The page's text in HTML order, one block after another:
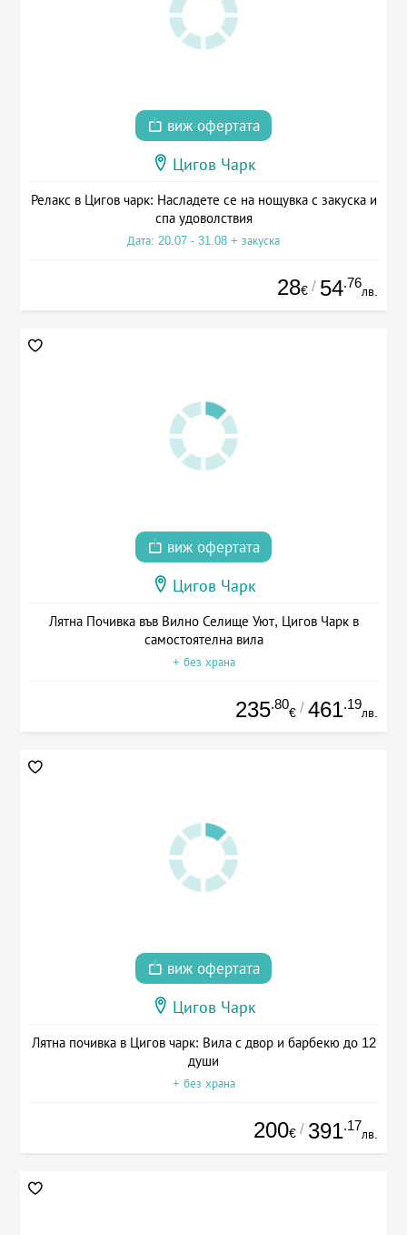
виж офертата
Цигов Чарк
Релакс в Цигов чарк: Насладете се на нощувка с закуска и
спа удоволствия
Дата: 20.07 - 31.08 + закуска
28€ / 54.76
лв.
виж офертата
Цигов Чарк
Лятна Почивка във Вилно Селище Уют, Цигов Чарк в
самостоятелна вила
+ без храна
235.80
€ / 461.19
лв.
виж офертата
Цигов Чарк
Лятна почивка в Цигов чарк: Вила с двор и барбекю до 12
души
+ без храна
200€ / 391.17
лв.